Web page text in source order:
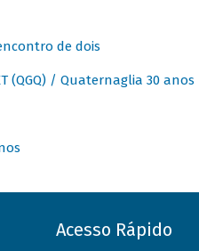
de dois
(QGQ) / Quaternaglia 30 anos
Acesso Rápido